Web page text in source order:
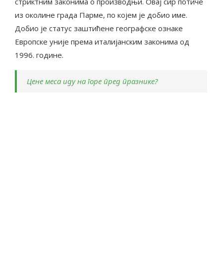
из околине града Парме, по којем је добио име.
Добио је статус заштићене географске ознаке
Европске уније према италијанским законима од
1996. године.
Цене меса иду на горе пред празнике?